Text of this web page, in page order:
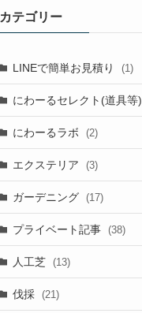
カテゴリー
LINEで簡単お見積り (1)
にわーるセレクト(道具等)
にわーるラボ (2)
エクステリア (3)
ガーデニング (17)
プライベート記事 (38)
人工芝 (13)
伐採 (21)